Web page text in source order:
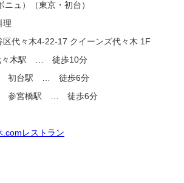
ュ）（東京・初台）
理
々木4-22-17 クイーンズ代々木 1F
々木駅 … 徒歩10分
駅 … 徒歩6分
橋駅 … 徒歩6分
.comレストラン